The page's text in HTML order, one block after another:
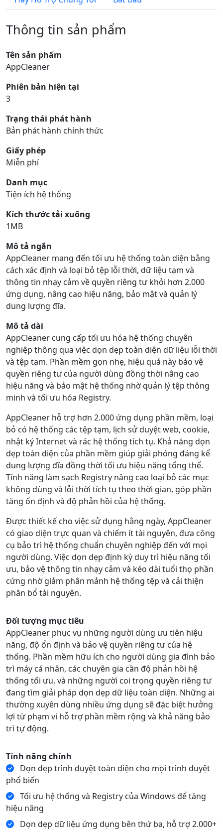
Thông tin sản phẩm
Tên sản phẩm
AppCleaner
Phiên bản hiện tại
3
Trạng thái phát hành
Bản phát hành chính thức
Giấy phép
Miễn phí
Danh mục
Tiện ích hệ thống
Kích thước tải xuống
1MB
Mô tả ngắn
AppCleaner mang đến tối ưu hệ thống toàn diện bằng
cách xác định và loại bỏ tệp lỗi thời, dữ liệu tạm và
thông tin nhạy cảm về quyền riêng tư khỏi hơn 2.000
ứng dụng, nâng cao hiệu năng, bảo mật và quản lý
dung lượng đĩa.
Mô tả dài
AppCleaner cung cấp tối ưu hóa hệ thống chuyên
nghiệp thông qua việc dọn dẹp toàn diện dữ liệu lỗi thời
và tệp tạm. Phần mềm gọn nhẹ, hiệu quả này bảo vệ
quyền riêng tư của người dùng đồng thời nâng cao
hiệu năng và bảo mật hệ thống nhờ quản lý tệp thông
minh và tối ưu hóa Registry.
AppCleaner hỗ trợ hơn 2.000 ứng dụng phần mềm, loại
bỏ có hệ thống các tệp tạm, lịch sử duyệt web, cookie,
nhật ký Internet và rác hệ thống tích tụ. Khả năng dọn
dẹp toàn diện của phần mềm giúp giải phóng đáng kể
dung lượng đĩa đồng thời tối ưu hiệu năng tổng thể.
Tính năng làm sạch Registry nâng cao loại bỏ các mục
không dùng và lỗi thời tích tụ theo thời gian, góp phần
tăng ổn định và độ phản hồi của hệ thống.
Được thiết kế cho việc sử dụng hằng ngày, AppCleaner
có giao diện trực quan và chiếm ít tài nguyên, đưa công
cụ bảo trì hệ thống chuẩn chuyên nghiệp đến với mọi
người dùng. Việc dọn dẹp định kỳ duy trì hiệu năng tối
ưu, bảo vệ thông tin nhạy cảm và kéo dài tuổi thọ phần
cứng nhờ giảm phân mảnh hệ thống tệp và cải thiện
phân bổ tài nguyên.
Đối tượng mục tiêu
AppCleaner phục vụ những người dùng ưu tiên hiệu
năng, độ ổn định và bảo vệ quyền riêng tư của hệ
thống. Phần mềm hữu ích cho người dùng gia đình bảo
trì máy cá nhân, các chuyên gia cần độ phản hồi hệ
thống tối ưu, và những người coi trọng quyền riêng tư
đang tìm giải pháp dọn dẹp dữ liệu toàn diện. Những ai
thường xuyên dùng nhiều ứng dụng sẽ đặc biệt hưởng
lợi từ phạm vi hỗ trợ phần mềm rộng và khả năng bảo
trì tự động.
Tính năng chính
Dọn dẹp trình duyệt toàn diện cho mọi trình duyệt
phổ biến
Tối ưu hệ thống và Registry của Windows để tăng
hiệu năng
Dọn dẹp dữ liệu ứng dụng bên thứ ba, hỗ trợ 2.000+